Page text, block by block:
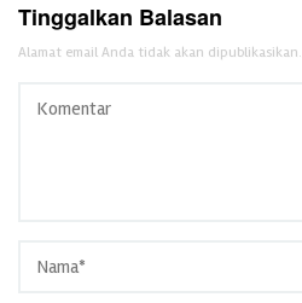
Tinggalkan Balasan
Alamat email Anda tidak akan dipublikasikan.